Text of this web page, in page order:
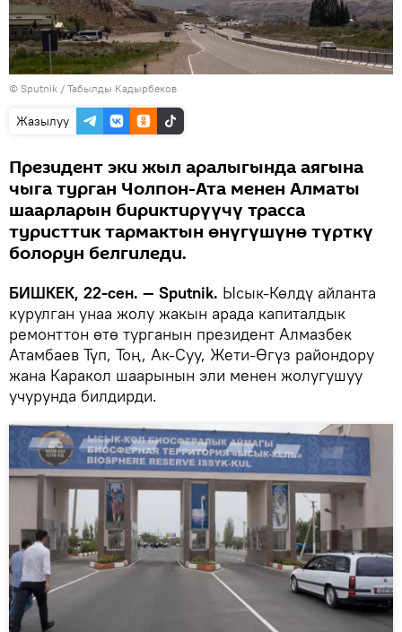
© Sputnik / Табылды Кадырбеков
Жазылуу
Президент эки жыл аралыгында аягына
чыга турган Чолпон-Ата менен Алматы
шаарларын бириктирүүчү трасса
туристтик тармактын өнүгүшүнө түрткү
болорун белгиледи.
БИШКЕК, 22-сен. — Sputnik. Ысык-Көлдү айланта
курулган унаа жолу жакын арада капиталдык
ремонттон өтө турганын президент Алмазбек
Атамбаев Түп, Тоң, Ак-Суу, Жети-Өгүз райондору
жана Каракол шаарынын эли менен жолугушуу
учурунда билдирди.